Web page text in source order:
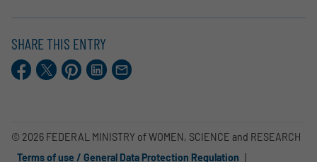
SHARE THIS ENTRY
Facebook
X.comPinterestLinkedIn
E-
Mail
© 2026 FEDERAL MINISTRY of WOMEN, SCIENCE and RESEARCH
Terms of use / General Data Protection Regulation